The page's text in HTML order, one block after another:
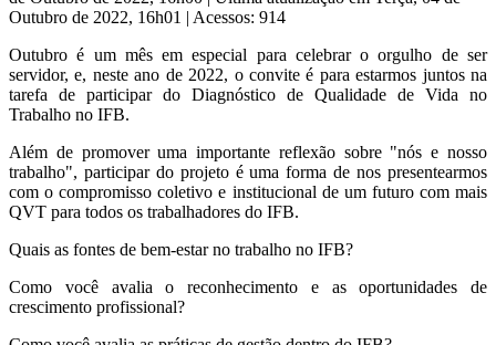
Outubro de 2022, 16h01 | Acessos: 914
Outubro é um mês em especial para celebrar o orgulho de ser
servidor, e, neste ano de 2022, o convite é para estarmos juntos na
tarefa de participar do Diagnóstico de Qualidade de Vida no
Trabalho no IFB.
Além de promover uma importante reflexão sobre "nós e nosso
trabalho", participar do projeto é uma forma de nos presentearmos
com o compromisso coletivo e institucional de um futuro com mais
QVT para todos os trabalhadores do IFB.
Quais as fontes de bem-estar no trabalho no IFB?
Como você avalia o reconhecimento e as oportunidades de
crescimento profissional?